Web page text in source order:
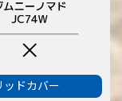
ッドカバー